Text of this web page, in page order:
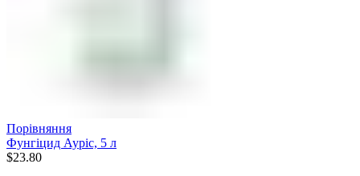
Порівняння
Фунгіцид Ауріс, 5 л
$23.80